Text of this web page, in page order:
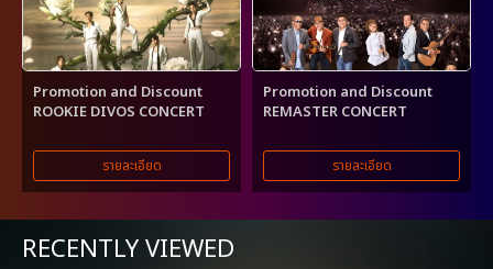
Promotion and Discount
ROOKIE DIVOS CONCERT
รายละเอียด
Promotion and Discount
REMASTER CONCERT
รายละเอียด
RECENTLY VIEWED